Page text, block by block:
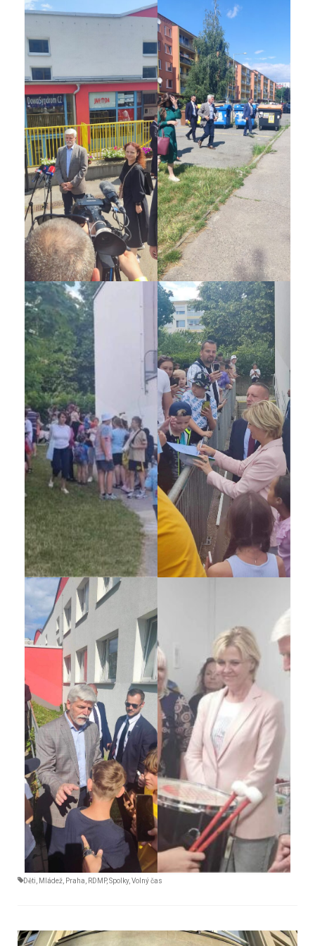
Děti, Mládež, Praha, RDMP,Spolky,Volný čas